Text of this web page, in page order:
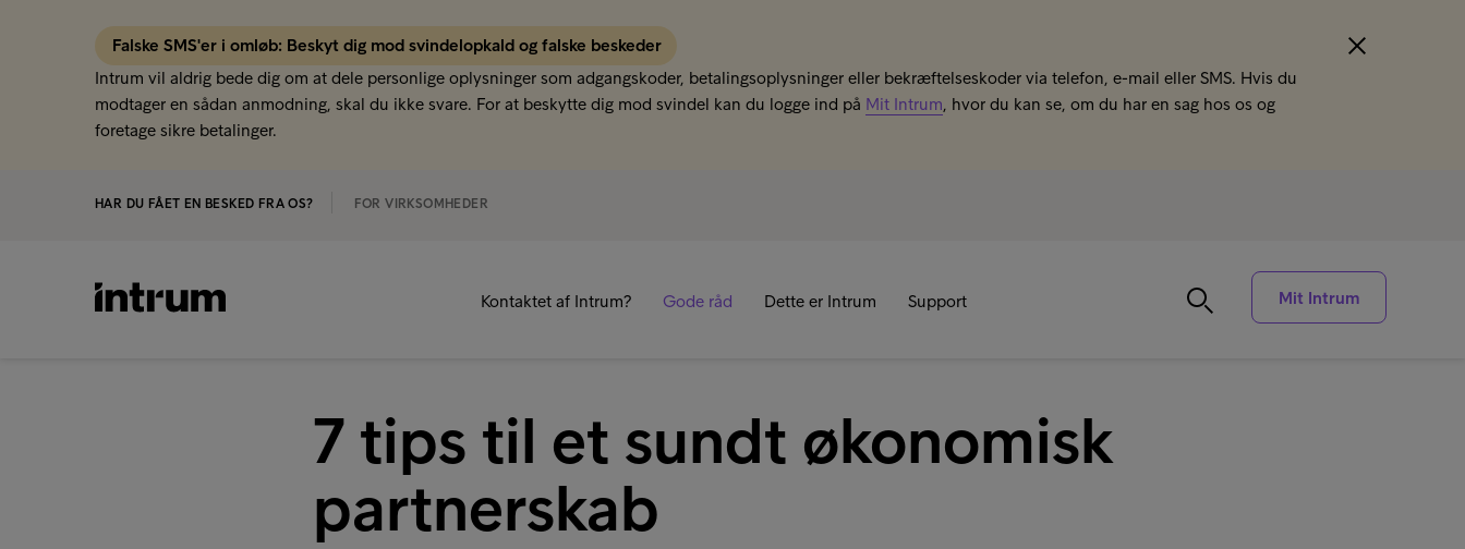
Falske SMS'er i omløb: Beskyt dig mod svindelopkald og falske beskeder
Intrum vil aldrig bede dig om at dele personlige oplysninger som adgangskoder, betalingsoplysninger eller bekræftelseskoder via telefon, e-mail eller SMS. Hvis du
modtager en sådan anmodning, skal du ikke svare. For at beskytte dig mod svindel kan du logge ind på Mit Intrum, hvor du kan se, om du har en sag hos os og
foretage sikre betalinger.
HAR DU FÅET EN BESKED FRA OS? FOR VIRKSOMHEDER
Kontaktet af Intrum? Gode råd Dette er Intrum Support Mit Intrum
7 tips til et sundt økonomisk
partnerskab